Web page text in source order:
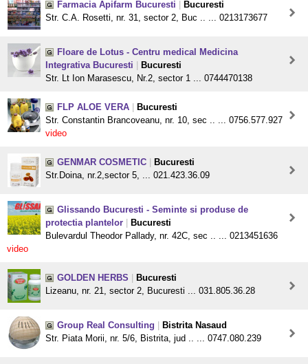
Farmacia Apifarm Bucuresti
Bucuresti
Str. C.A. Rosetti, nr. 31, sector 2, Buc .. ... 0213173677
Floare de Lotus - Centru medical Medicina
Integrativa Bucuresti
Bucuresti
Str. Lt Ion Marasescu, Nr.2, sector 1 ... 0744470138
FLP ALOE VERA
Bucuresti
Str. Constantin Brancoveanu, nr. 10, sec .. ... 0756.577.927
video
GENMAR COSMETIC
Bucuresti
Str.Doina, nr.2,sector 5, ... 021.423.36.09
Glissando Bucuresti - Seminte si produse de
protectia plantelor
Bucuresti
Bulevardul Theodor Pallady, nr. 42C, sec .. ... 0213451636
video
GOLDEN HERBS
Bucuresti
Lizeanu, nr. 21, sector 2, Bucuresti ... 031.805.36.28
Group Real Consulting
Bistrita Nasaud
Str. Piata Morii, nr. 5/6, Bistrita, jud .. ... 0747.080.239